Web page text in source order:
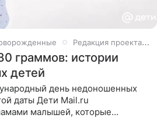
Редакция проекта Дети Mail
граммов: истории
детей
день недоношенных
даты Дети Mail.ru
малышей, которые